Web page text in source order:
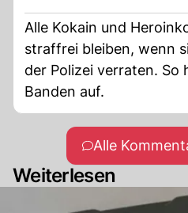
Alle Kokain und
straffrei bleiben, wenn
der Polizei verraten. So
Banden auf.
Alle
Weiterlesen